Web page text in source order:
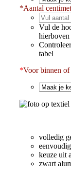
*Aantal
Vul de
hierboven
tabel
*Voor binnen
volledig
keuze uit
zwart